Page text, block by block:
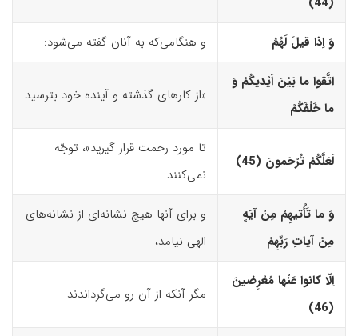
وَ اِذا قیلَ لَهُمُ و هنگامی‌که به آنان گفته می‌شود:
اتَّقوا ما بَیْنَ اَیْدیکُمْ وَ
ما خَلْفَکُمْ
«از کارهای گذشته و آینده خود بترسید
لَعَلَّکُمْ تُرْحَمونَ (45)‏
تا مورد رحمت قرار گیرید»، توجّه
نمی‌کنند
وَ ما تَأْتیهِمْ مِنْ آیَهٍ
مِنْ آیاتِ رَبِّهِمْ
و برای آنها هیچ نشانه‌ای از نشانه‌های
الهی نیامد،
اِلّا کانوا عَنْها مُعْرِضینَ
(46)‏
مگر آنکه از آن رو می‌گرداندند